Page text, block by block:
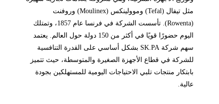
مثل تيفال (Tefal) وموولينكس (Moulinex) وروفنت
(Rowenta). تأسست الشركة في فرنسا عام 1857، وتمتلك
اليوم حضورًا قويًا في أكثر من 150 دولة حول العالم. يعتمد
سهم شركة SK.PA بشكل أساسي على القدرة التنافسية
للشركة في قطاع الأجهزة الصغيرة والمتوسطة، حيث تتميز
بابتكار منتجات تلبي الاحتياجات اليومية للمستهلكين بجودة
عالية.